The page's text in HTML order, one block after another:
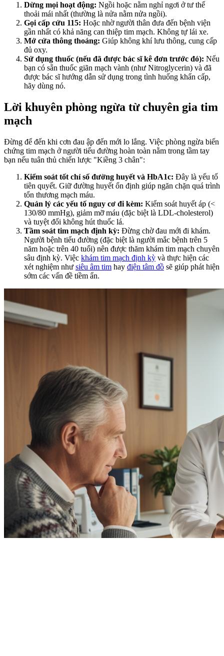
Dừng mọi hoạt động: Ngồi hoặc nằm nghỉ ngơi ở tư thế
thoải mái nhất (thường là nửa nằm nửa ngồi).
Gọi cấp cứu 115: Hoặc nhờ người thân đưa đến bệnh viện
gần nhất có khả năng can thiệp tim mạch. Không tự lái xe.
Mở cửa thông thoáng: Giúp không khí lưu thông, cung cấp
đủ oxy.
Sử dụng thuốc (nếu đã được bác sĩ kê đơn trước đó): Nếu
bạn có sẵn thuốc giãn mạch vành (như Nitroglycerin) và đã
được bác sĩ hướng dẫn sử dụng trong tình huống khẩn cấp,
hãy dùng nó.
Lời khuyên phòng ngừa từ chuyên gia tim
mạch
Đừng để đến khi cơn đau ập đến mới lo lắng. Việc phòng ngừa biến
chứng tim mạch ở người tiểu đường hoàn toàn nằm trong tầm tay
bạn nếu tuân thủ chiến lược "Kiềng 3 chân":
Kiểm soát tốt chỉ số đường huyết và HbA1c: Đây là yếu tố
tiên quyết. Giữ đường huyết ổn định giúp ngăn chặn quá trình
tổn thương mạch máu.
Quản lý các yếu tố nguy cơ đi kèm: Kiểm soát huyết áp (<
130/80 mmHg), giảm mỡ máu (đặc biệt là LDL-cholesterol)
và tuyệt đối không hút thuốc lá.
Tầm soát tim mạch định kỳ: Đừng chờ đau mới đi khám.
Người bệnh tiểu đường (đặc biệt là người mắc bệnh trên 5
năm hoặc trên 40 tuổi) nên được thăm khám tim mạch chuyên
sâu định kỳ. Việc khám tim mạch định kỳ và thực hiện các
xét nghiệm như siêu âm tim hay điện tâm đồ sẽ giúp phát hiện
sớm các vấn đề tiềm ẩn.